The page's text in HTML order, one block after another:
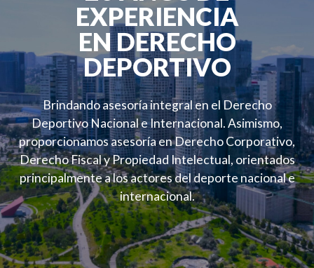
EXPERIENCIA
EN DERECHO
DEPORTIVO
Brindando asesoría integral en el Derecho
Deportivo Nacional e Internacional. Asimismo,
proporcionamos asesoría en Derecho Corporativo,
Derecho Fiscal y Propiedad Intelectual, orientados
principalmente a los actores del deporte nacional e
internacional.